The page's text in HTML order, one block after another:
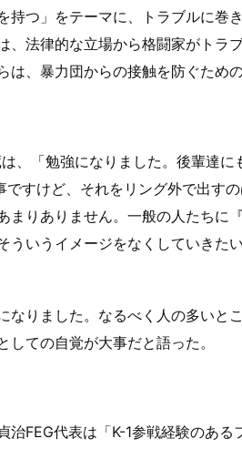
持つ」をテーマに、トラブルに巻
、法律的な立場から格闘家がトラ
、暴力団からの接触を防ぐため
、「勉強になりました。後輩達に
ですけど、それをリング外で出す
まりありません。一般の人たちに
ういうイメージをなくしていきた
なりました。なるべく人の多いと
ての自覚が大事だと語った。
FEG代表は「K-1参戦経験のある